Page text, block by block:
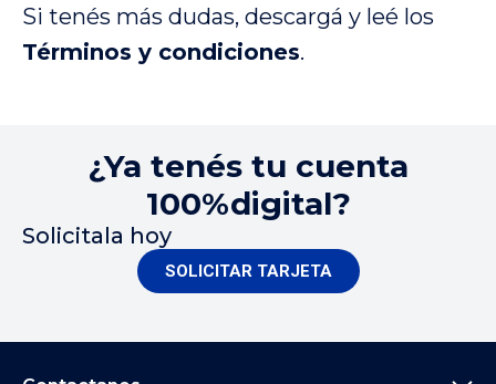
Si tenés más dudas, descargá y leé los
Términos y condiciones.
¿Ya tenés tu cuenta
100%digital?
Solicitala hoy
SOLICITAR TARJETA